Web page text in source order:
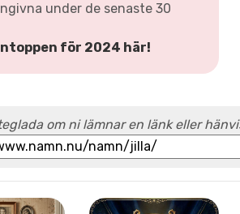
under de senaste 30
för 2024 här!
om ni lämnar en länk eller